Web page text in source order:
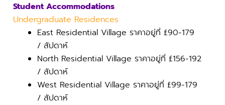
Student Accommodations
Undergraduate Residences
East Residential Village ราคาอยู่ที่ £90-179
/ สัปดาห์
North Residential Village ราคาอยู่ที่ £156-192
/ สัปดาห์
West Residential Village ราคาอยู่ที่ £99-179
/ สัปดาห์